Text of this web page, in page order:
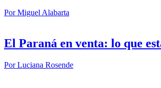
PorMiguel Alabarta
El Paraná en venta: lo que
PorLuciana Rosende